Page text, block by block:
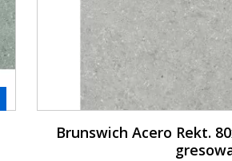
Brunswich Acero Rekt.